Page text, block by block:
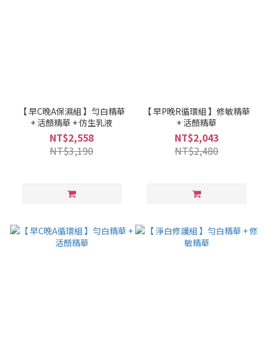
【 早C晚A保濕組 】勻白精華
+ 活顏精華 + 仿生乳液
NT$2,558
NT$3,190
【 早P晚R循環組 】修敏精華
+ 活顏精華
NT$2,043
NT$2,480